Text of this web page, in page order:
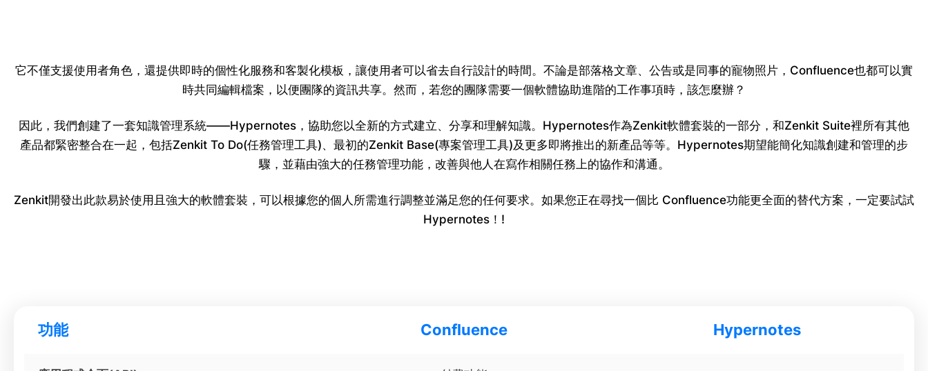
它不僅支援使用者角色，還提供即時的個性化服務和客製化模板，讓使用者可以省去自行設計的時間。不論是部落格文章、公告或是同事的寵物照片，Confluence也都可以實
時共同編輯檔案，以便團隊的資訊共享。然而，若您的團隊需要一個軟體協助進階的工作事項時，該怎麼辦？
因此，我們創建了一套知識管理系統——Hypernotes，協助您以全新的方式建立、分享和理解知識。Hypernotes作為Zenkit軟體套裝的一部分，和Zenkit Suite裡所有其他
產品都緊密整合在一起，包括Zenkit To Do(任務管理工具)、最初的Zenkit Base(專案管理工具)及更多即將推出的新產品等等。Hypernotes期望能簡化知識創建和管理的步
驟，並藉由強大的任務管理功能，改善與他人在寫作相關任務上的協作和溝通。
Zenkit開發出此款易於使用且強大的軟體套裝，可以根據您的個人所需進行調整並滿足您的任何要求。如果您正在尋找一個比 Confluence功能更全面的替代方案，一定要試試
Hypernotes！!
功能 Confluence Hypernotes